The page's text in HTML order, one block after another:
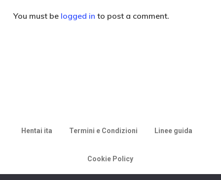
You must be logged in to post a comment.
Hentai ita Termini e Condizioni Linee guida
Cookie Policy